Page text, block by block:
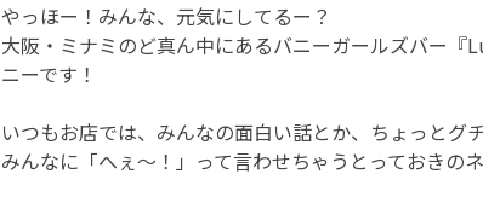
やっほー！みんな、元気にしてるー？
大阪・ミナミのど真ん中にあるバニーガールズバー『
ニーです！
いつもお店では、みんなの面白い話とか、ちょっとグ
みんなに「へぇ〜！」って言わせちゃうとっておきの